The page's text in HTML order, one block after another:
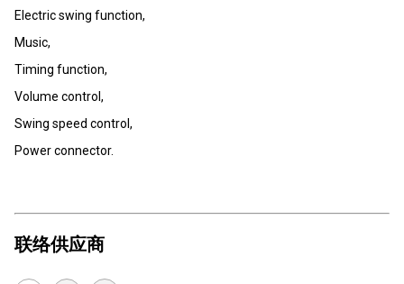
Electric swing function,
Music,
Timing function,
Volume control,
Swing speed control,
Power connector.
联络供应商